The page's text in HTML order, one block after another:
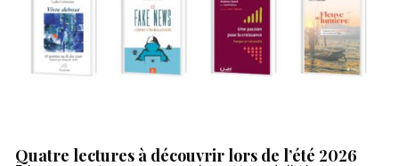
Quatre lectures à découvrir lors de l’été 2026